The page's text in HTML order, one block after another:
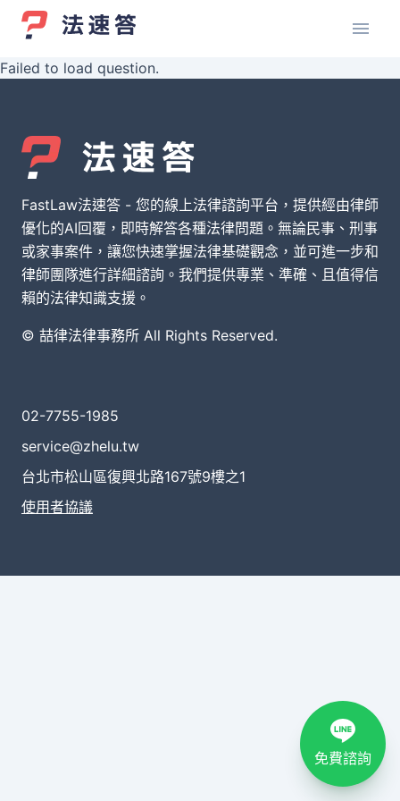
Failed to load question.
FastLaw法速答 - 您的線上法律諮詢平台，提供經由律師
優化的AI回覆，即時解答各種法律問題。無論民事、刑事
或家事案件，讓您快速掌握法律基礎觀念，並可進一步和
律師團隊進行詳細諮詢。我們提供專業、準確、且值得信
賴的法律知識支援。
© 喆律法律事務所 All Rights Reserved.
02-7755-1985
service@zhelu.tw
台北市松山區復興北路167號9樓之1
使用者協議
免費諮詢